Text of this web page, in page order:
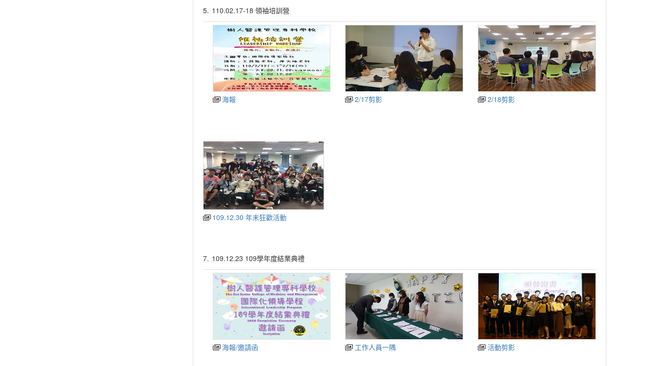
5. 110.02.17-18 領袖培訓營
海報 2/17剪影 2/18剪影
109.12.30 年末狂歡活動
7. 109.12.23 109學年度結業典禮
海報/邀請函 工作人員一隅 活動剪影